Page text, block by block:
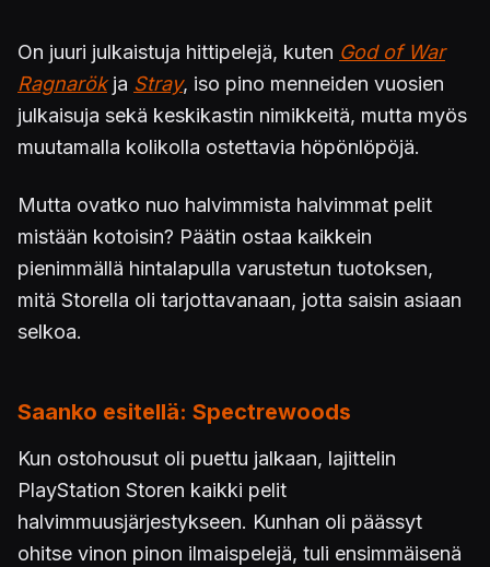
On juuri julkaistuja hittipelejä, kuten God of War
Ragnarökja Stray, iso pino menneiden vuosien
julkaisuja sekä keskikastin nimikkeitä, mutta myös
muutamalla kolikolla ostettavia höpönlöpöjä.
Mutta ovatko nuo halvimmista halvimmat pelit
mistään kotoisin? Päätin ostaa kaikkein
pienimmällä hintalapulla varustetun tuotoksen,
mitä Storella oli tarjottavanaan, jotta saisin asiaan
selkoa.
Saanko esitellä: Spectrewoods
Kun ostohousut oli puettu jalkaan, lajittelin
PlayStation Storen kaikki pelit
halvimmuusjärjestykseen. Kunhan oli päässyt
ohitse vinon pinon ilmaispelejä, tuli ensimmäisenä